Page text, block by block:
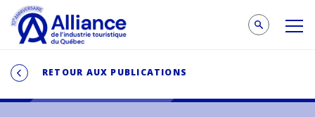
RETOUR AUX PUBLICATIONS